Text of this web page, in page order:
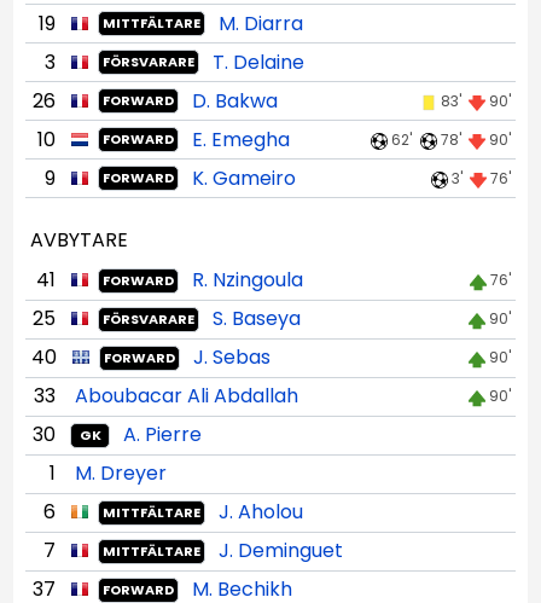
19
MITTFÄLTARE
M. Diarra
3
FÖRSVARARE
T. Delaine
26
FORWARD D. Bakwa 83' 90'
10 FORWARD E. Emegha 62' 78' 90'
9 FORWARD K. Gameiro 3' 76'
AVBYTARE
41
FORWARD R. Nzingoula 76'
25 FÖRSVARARE S. Baseya 90'
40 FORWARD J. Sebas 90'
33 Aboubacar Ali Abdallah 90'
30 GK
A. Pierre
1
M. Dreyer
6
MITTFÄLTARE
J. Aholou
7
MITTFÄLTARE
J. Deminguet
37
FORWARD M. Bechikh